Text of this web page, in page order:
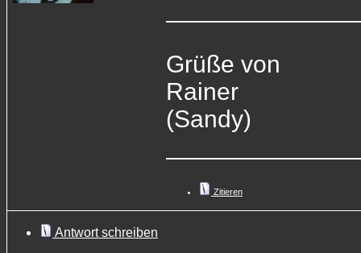
Grüße von
Rainer
(Sandy)
Zitieren
Antwort schreiben